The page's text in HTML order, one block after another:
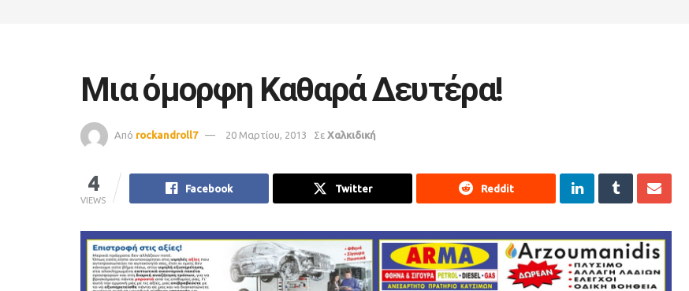
Μια όμορφη Καθαρά Δευτέρα!
Από rockandroll7 20 Μαρτίου, 2013 Σε Χαλκιδική
4
VIEWS
Facebook Twitter Reddit